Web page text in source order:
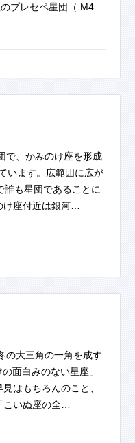
プレセペ星団（ M4…
、かみのけ座を形成
います。広範囲に広が
誰も星団であることに
座付近は銀河…
大三角の一角を成す
面白みのない星座」
はもちろんのこと、
いぬ座の全…